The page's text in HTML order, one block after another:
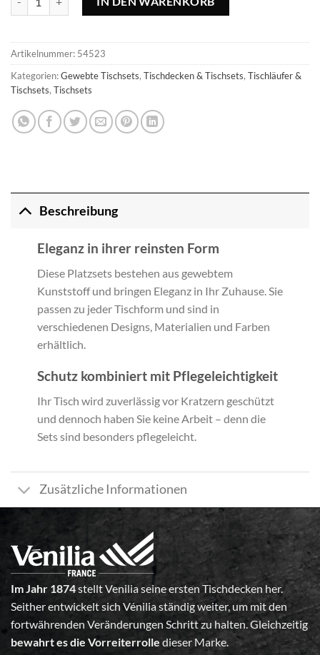
Artikelnummer: 54523
Kategorien:Gewebte Tischsets, Tischdecken & Tischsets, Tischläufer &
Tischsets, Tischsets
Beschreibung
Eleganz in ihrer reinsten Form
Diese Platzsets bestehen aus gewebtem
Kunststoff und bringen Eleganz in Ihr Zuhause. Sie
passen zu jeder Tischform und sind in
verschiedenen Designs, Materialien und Farben
erhältlich.
Schutz kombiniert mit Pflegeleichtigkeit
Ihr Tisch wird zuverlässig vor Kratzern geschützt
und dennoch haben Sie keine Arbeit – denn die
Sets sind besonders pflegeleicht.
Zusätzliche Informationen
Im Jahr 1874stellt Venilia seine ersten Tischdecken her.
Seither entwickelt sich Vénilia ständig weiter, um mit den
fortwährenden Veränderungen Schritt zu halten. Gleichzeitig
bewahrt es die Vorreiterrolle dieser Marke.